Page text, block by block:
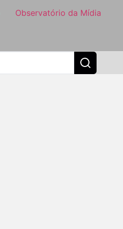
Observatório da Mídia